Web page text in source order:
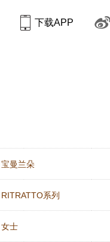
下载APP
宝曼兰朵
RITRATTO系列
女士